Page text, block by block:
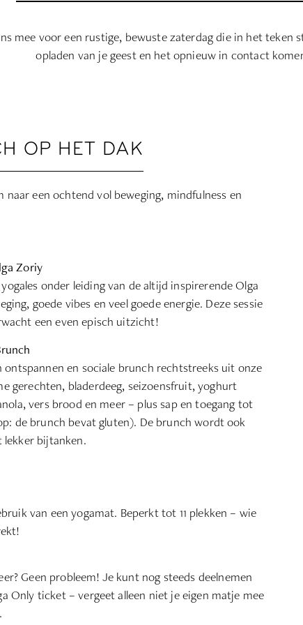
mee voor een rustige, bewuste zaterdag die in het teken
opladen van je geest en het opnieuw in contact
OP HET DAK
naar een ochtend vol beweging, mindfulness en
Zoriy
onder leiding van de altijd inspirerende Olga
goede vibes en veel goede energie. Deze sessie
een even episch uitzicht!
ontspannen en sociale brunch rechtstreeks uit onze
gerechten, bladerdeeg, seizoensfruit, yoghurt
vers brood en meer – plus sap en toegang tot
de brunch bevat gluten). De brunch wordt ook
lekker bijtanken.
van een yogamat. Beperkt tot 11 plekken – wie
Geen probleem! Je kunt nog steeds deelnemen
Only ticket – vergeet alleen niet je eigen matje mee